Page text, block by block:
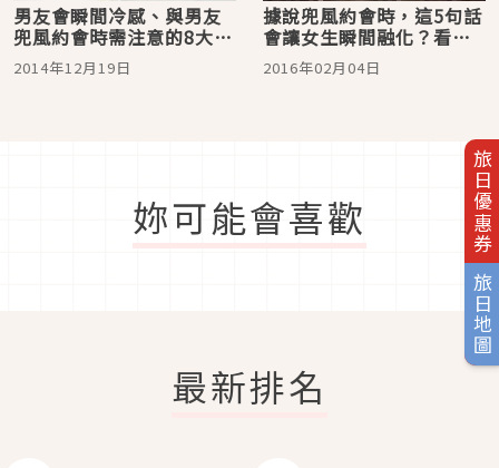
旅日優惠券
旅日地圖
男友會瞬間冷感、與男友
兜風約會時需注意的8大行
為【前篇】
2014年12月19日
據說兜風約會時，這5句話
會讓女生瞬間融化？看你
中了幾條
2016年02月04日
妳可能會喜歡
最新排名